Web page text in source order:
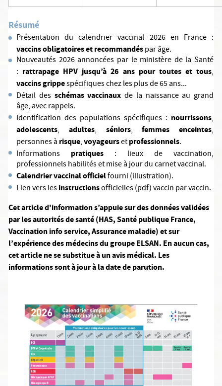
Résumé
Présentation du calendrier vaccinal 2026 en France :
vaccins obligatoires et recommandéspar âge.
Nouveautés 2026 annoncées par le ministère de la Santé
: rattrapage HPV jusqu’à 26 ans pour toutes et tous,
vaccins grippespécifiques chez les plus de 65 ans...
Détail desschémas vaccinaux de la naissance au grand
âge, avec rappels.
Identification des populations spécifiques : nourrissons,
adolescents, adultes, séniors,femmes enceintes,
personnes à risque,voyageursetprofessionnels.
Informations
pratiques : lieux de vaccination,
professionnels habilités et mise à jour du carnet vaccinal.
Calendrier vaccinal officielfourni (illustration).
Lien vers lesinstructionsofficielles (pdf) vaccin par vaccin.
Cet article d'information s’appuie sur des données validées
par les autorités de santé (HAS, Santé publique France,
Vaccination info service, Assurance maladie) et sur
l’expérience des médecins du groupe ELSAN. En aucun cas,
cet article ne se substitue à un avis médical. Les
informations sont à jour à la date de parution.